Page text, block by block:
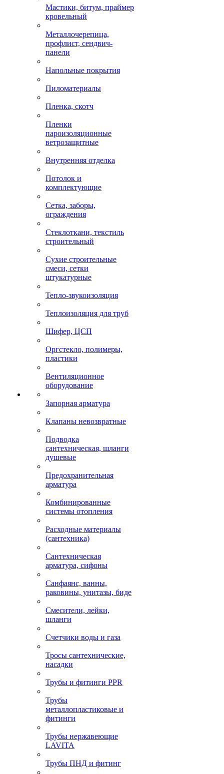
Мастики, битум, праймер
кровельный
Металлочерепица,
профлист, сендвич-
панели
Напольные покрытия
Пиломатериалы
Пленка, скотч
Пленки
пароизоляционные
ветрозащитные
Внутренняя отделка
Потолок и
комплектующие
Сетка, заборы,
ограждения
Стеклоткани, текстиль
строительный
Сухие строительные
смеси, сетки
штукатурные
Тепло-звукоизоляция
Теплоизоляция для труб
Шифер, ЦСП
Оргстекло, полимеры,
пластики
Вентиляционное
оборудование
Запорная арматура
Клапаны невозвратные
Подводка
сантехническая, шланги
душевые
Предохранительная
арматура
Комбинированные
системы отопления
Расходные материалы
(сантехника)
Сантехническая
арматура, сифоны
Санфаянс, ванны,
раковины, унитазы, биде
Смесители, лейки,
шланги
Счетчики воды и газа
Тросы сантехнические,
насадки
Трубы и фитинги PPR
Трубы
металлопластиковые и
фитинги
Трубы нержавеющие
LAVITA
Трубы ПНД и фитинг